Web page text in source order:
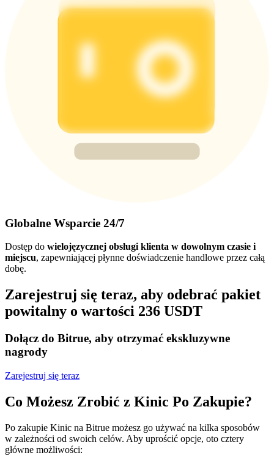
Globalne Wsparcie 24/7
Dostęp do wielojęzycznej obsługi klienta w dowolnym czasie i
miejscu, zapewniającej płynne doświadczenie handlowe przez całą
dobę.
Zarejestruj się teraz, aby odebrać pakiet
powitalny o wartości 236 USDT
Dołącz do Bitrue, aby otrzymać ekskluzywne
nagrody
Zarejestruj się teraz
Co Możesz Zrobić z Kinic Po Zakupie?
Po zakupie Kinic na Bitrue możesz go używać na kilka sposobów
w zależności od swoich celów. Aby uprościć opcje, oto cztery
główne możliwości: